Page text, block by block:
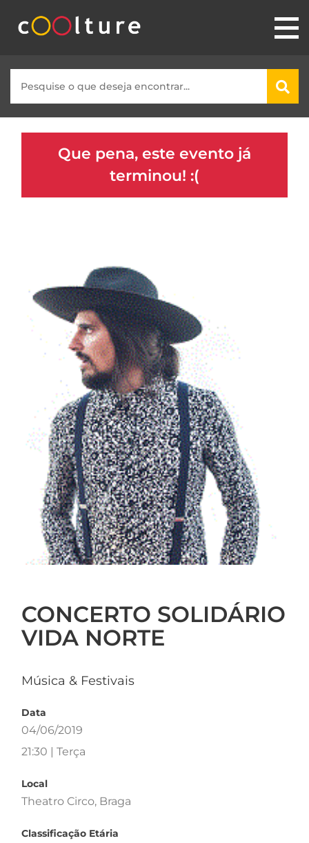
Que pena, este evento já
terminou! :(
CONCERTO SOLIDÁRIO
VIDA NORTE
Música & Festivais
Data
04/06/2019
21:30 | Terça
Local
Theatro Circo, Braga
Classificação Etária